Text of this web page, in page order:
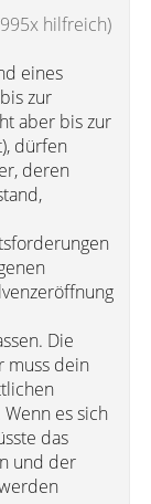
hilfreich)
eines
zur
aber bis zur
dürfen
deren
Die
muss dein
es sich
das
und der